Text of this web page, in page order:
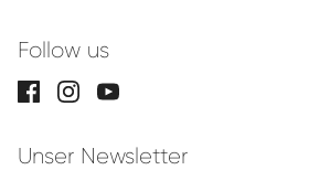
Follow us
Unser Newsletter